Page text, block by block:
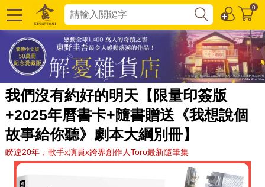
0
我們沒有約好的明天【限量印簽版
+2025年曆書卡+隨書贈送《我想說個
故事給你聽》劇本大綱別冊】
睽違20年，歌手x演員x跨界創作人Toro最新隨筆集